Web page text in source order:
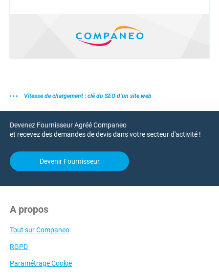
Vitesse de chargement : clé du SEO d’un site web
Devenez Fournisseur Agréé Companeo
et recevez des demandes de devis dans votre secteur d'activité !
Devenir Fournisseur
A propos
Tout sur Companeo
RGPD
Paramétrage Cookie